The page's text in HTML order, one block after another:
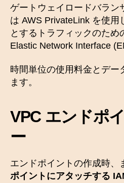
ゲートウェイロードバラン
は AWS PrivateLink を使用
とするトラフィックのため
Elastic Network Interface
時間単位の使用料金とデー
ます。
VPC エンドポ
ー
エンドポイントの作成時、
ポイントにアタッチする